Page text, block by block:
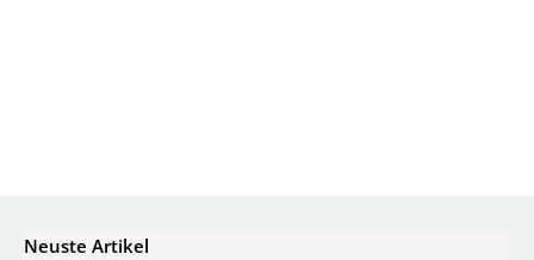
Neuste Artikel